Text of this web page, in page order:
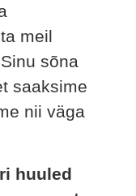
meil
sõna
saaksime
nii väga
huuled